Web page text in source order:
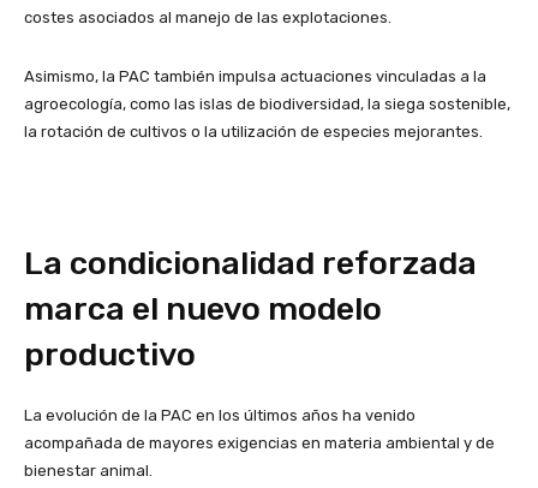
costes asociados al manejo de las explotaciones.
Asimismo, la PAC también impulsa actuaciones vinculadas a la
agroecología, como las islas de biodiversidad, la siega sostenible,
la rotación de cultivos o la utilización de especies mejorantes.
La condicionalidad reforzada
marca el nuevo modelo
productivo
La evolución de la PAC en los últimos años ha venido
acompañada de mayores exigencias en materia ambiental y de
bienestar animal.